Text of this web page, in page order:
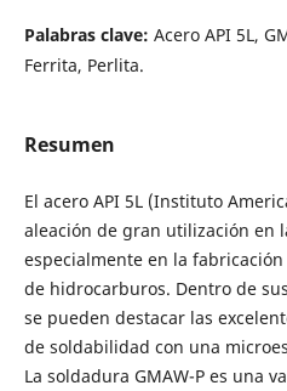
Palabras clave: Acero API 5L,
Ferrita, Perlita.
Resumen
El acero API 5L (Instituto
aleación de gran utilización en
especialmente en la
de hidrocarburos. Dentro de
se pueden destacar las
de soldabilidad con una
La soldadura GMAW-P es una